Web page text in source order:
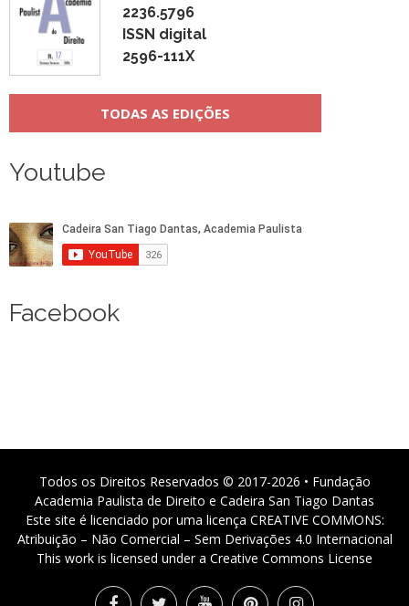
2236.5796
ISSN digital
2596-111X
TODAS AS EDIÇÕES
Youtube
Facebook
Todos os Direitos Reservados © 2017-2026 • Fundação
Academia Paulista de Direito e Cadeira San Tiago Dantas
Este site é licenciado por uma licença CREATIVE COMMONS:
Atribuição – Não Comercial – Sem Derivações 4.0 Internacional
This work is licensed under a Creative Commons License